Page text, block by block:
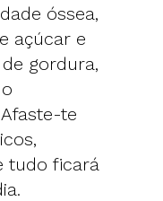
óssea,
açúcar e
gordura,
te
tudo ficará